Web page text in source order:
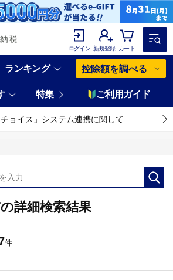
ログイン 新規登録 カート
ランキング 控除額を調べる
特集 ご利用ガイド
チョイス」システム連携に関して
詳細検索結果
件